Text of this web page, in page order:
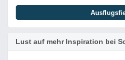
Lust auf mehr Inspiration bei